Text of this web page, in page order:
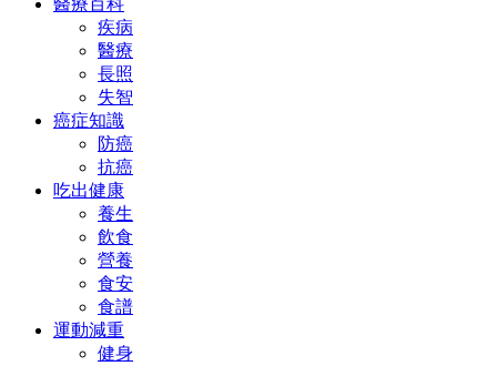
醫療百科
疾病
醫療
長照
失智
癌症知識
防癌
抗癌
吃出健康
養生
飲食
營養
食安
食譜
運動減重
健身